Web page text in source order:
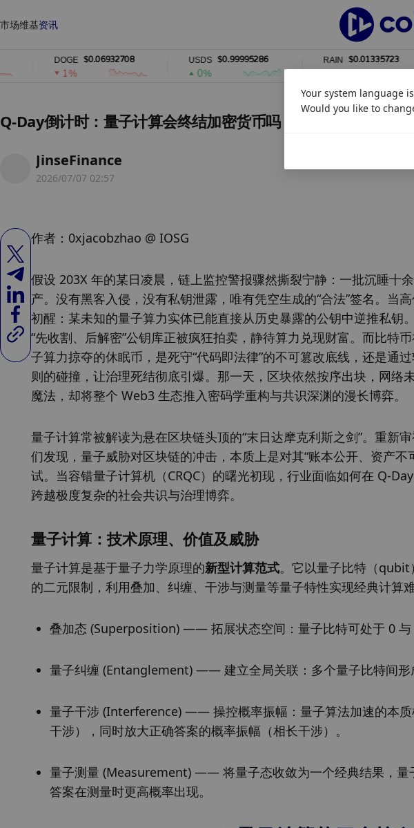
市场维基资讯
$0.06932708 $0.99995286 $0.01335723
1%
Q-Day倒计时：量子计算会终结加密货币吗？
JinseFinance
2026/07/07 02:57
作者：0xjacobzhao @ IOSG
假设 203X 年的某日凌晨，链上监控警报骤然撕裂宁静：一批沉睡十
产。没有黑客入侵，没有私钥泄露，唯有凭空生成的“合法”签名。当
初醒：某未知的量子算力实体已能直接从历史暴露的公钥中逆推私钥
“先收割、后解密”公钥库正被疯狂拍卖，静待算力兑现财富。而比特
子算力掠夺的休眠币，是死守“代码即法律”的不可篡改底线，还是通
则的碰撞，让治理死结彻底引爆。那一天，区块依然按序出块，网络
魔法，却将整个 Web3 生态推入密码学重构与共识深渊的漫长博弈。
量子计算常被解读为悬在区块链头顶的“末日达摩克利斯之剑”。重新
们发现，量子威胁对区块链的冲击，本质上是对其“账本公开、资产
试。当容错量子计算机（CRQC）的曙光初现，行业面临如何在 Q-
跨越极度复杂的社会共识与治理博弈。
量子计算：技术原理、价值及威胁
量子计算是基于量子力学原理的新型计算范式。它以量子比特（qubit
的二元限制，利用叠加、纠缠、干涉与测量等量子特性实现经典计算
叠加态 (Superposition) —— 拓展状态空间：量子比特可处于 0 与
量子纠缠 (Entanglement) —— 建立全局关联：多个量子比特间形
量子干涉 (Interference) —— 操控概率振幅：量子算法加速的本
干涉），同时放大正确答案的概率振幅（相长干涉）。
量子测量 (Measurement) —— 将量子态收敛为一个经典结果，量
答案在测量时更高概率出现。
Your system language
Would you like to